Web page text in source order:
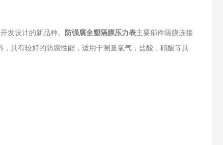
发设计的新品种。 防强腐全塑隔膜压力表主要部件隔膜连接
具有较好的防腐性能，适用于测量氯气，盐酸，硝酸等具